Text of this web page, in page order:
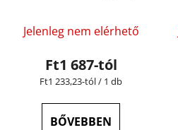
Jelenleg nem elérhető
Ft1 687-tól
Egységár:
Ft1 233,23-tól / 1 db
BŐVEBBEN